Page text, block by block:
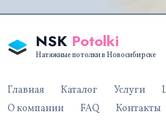
NSK Potolki
Натяжные потолки в Новосибирске
Главная Каталог Услуги
О компании
FAQ Контакты